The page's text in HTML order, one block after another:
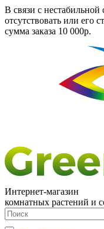
В связи с
отсутствовать или его
сумма заказа 10 000р.
Интернет-магазин
комнатных растений и